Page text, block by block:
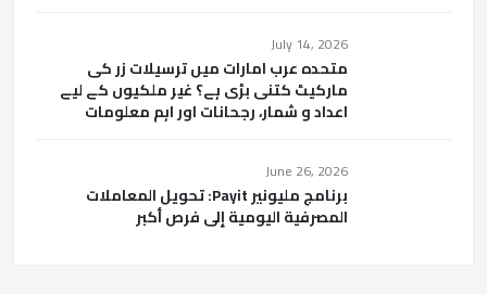
July 14, 2026
متحدہ عرب امارات میں ترسیلات زر کی
مارکیٹ کتنی بڑی ہے؟ غیر ملکیوں کے لیے
اعداد و شمار، رجحانات اور اہم معلومات
June 26, 2026
برنامج مليونير Payit: تحويل المعاملات
المصرفية اليومية إلى فرص أكبر